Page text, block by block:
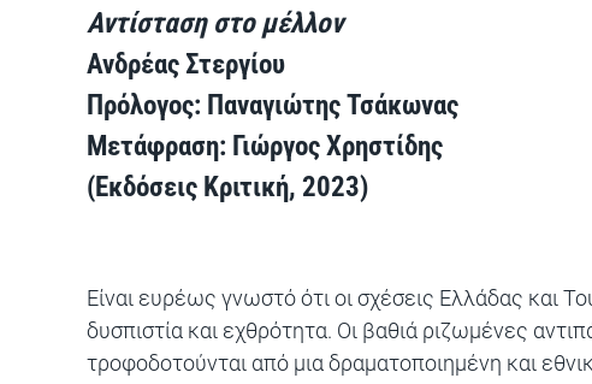
Αντίσταση στο μέλλον
Ανδρέας Στεργίου
Πρόλογος: Παναγιώτης Τσάκωνας
Μετάφραση: Γιώργος Χρηστίδης
(Εκδόσεις Κριτική, 2023)
Είναι ευρέως γνωστό ότι οι σχέσεις Ελλάδας και
δυσπιστία και εχθρότητα. Οι βαθιά ριζωμένες
τροφοδοτούνται από μια δραματοποιημένη και